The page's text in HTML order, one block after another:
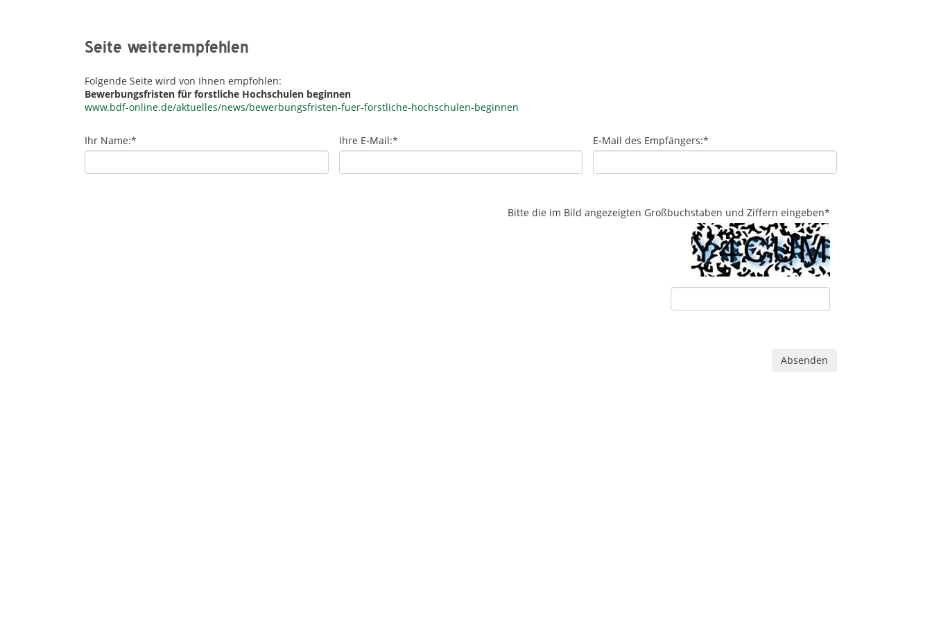
Seite weiterempfehlen
Folgende Seite wird von Ihnen empfohlen:
Bewerbungsfristen für forstliche Hochschulen beginnen
www.bdf-online.de/aktuelles/news/bewerbungsfristen-fuer-forstliche-hochschulen-beginnen
Ihr Name:* Ihre E-Mail:* E-Mail des Empfängers:*
Bitte die im Bild angezeigten Großbuchstaben und Ziffern eingeben*
Absenden